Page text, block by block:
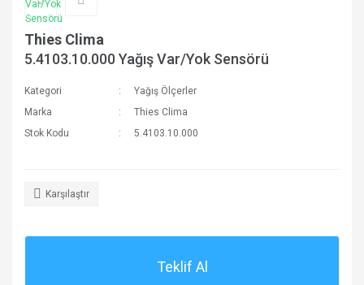
Thies Clima
5.4103.10.000 Yağış Var/Yok Sensörü
Kategori
Yağış Ölçerler
Marka
Thies Clima
Stok Kodu
5.4103.10.000
Karşılaştır
Teklif Al